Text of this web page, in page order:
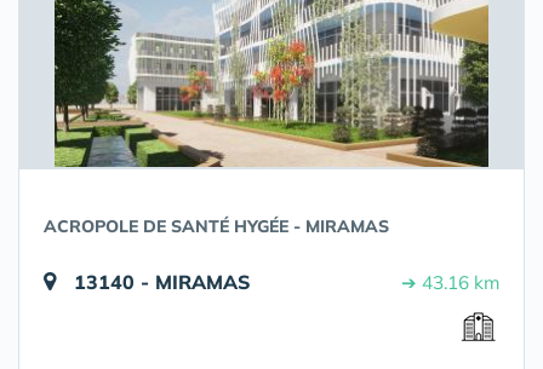
ACROPOLE DE SANTÉ HYGÉE - MIRAMAS
13140 - MIRAMAS ➔ 43.16 km